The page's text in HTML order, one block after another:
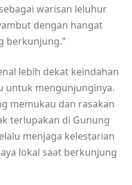
warisan leluhur
dengan hangat
berkunjung.”
lebih dekat keindahan
untuk mengunjunginya.
memukau dan rasakan
terlupakan di Gunung
menjaga kelestarian
lokal saat berkunjung